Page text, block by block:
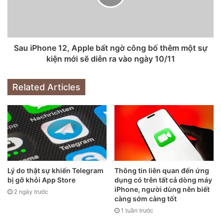
Tim Cook từng chia sẻ “công nghệ nên đến với mọi người”
Sau iPhone 12, Apple bất ngờ công bố thêm một sự
kiện mới sẽ diễn ra vào ngày 10/11
Related Articles
Lý do thật sự khiến Telegram
bị gỡ khỏi App Store
2 ngày trước
Thông tin liên quan đến ứng
dụng có trên tất cả dòng máy
iPhone, người dùng nên biết
càng sớm càng tốt
1 tuần trước